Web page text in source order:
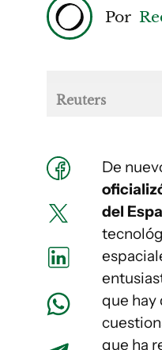
Por
Reuters
De
del
espacial
que hay
que ha